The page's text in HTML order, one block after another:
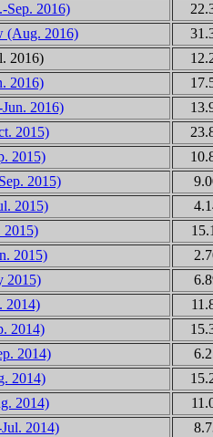
Sep. 2016)
(Aug. 2016)
2016)
2016)
2016)
2015)
2015)
2015)
2015)
2015)
2015)
2015)
2014)
2014)
2014)
2014)
2014)
2014)